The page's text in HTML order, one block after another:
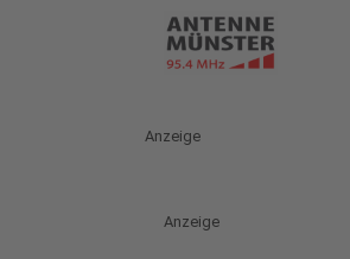
Anzeige
Anzeige